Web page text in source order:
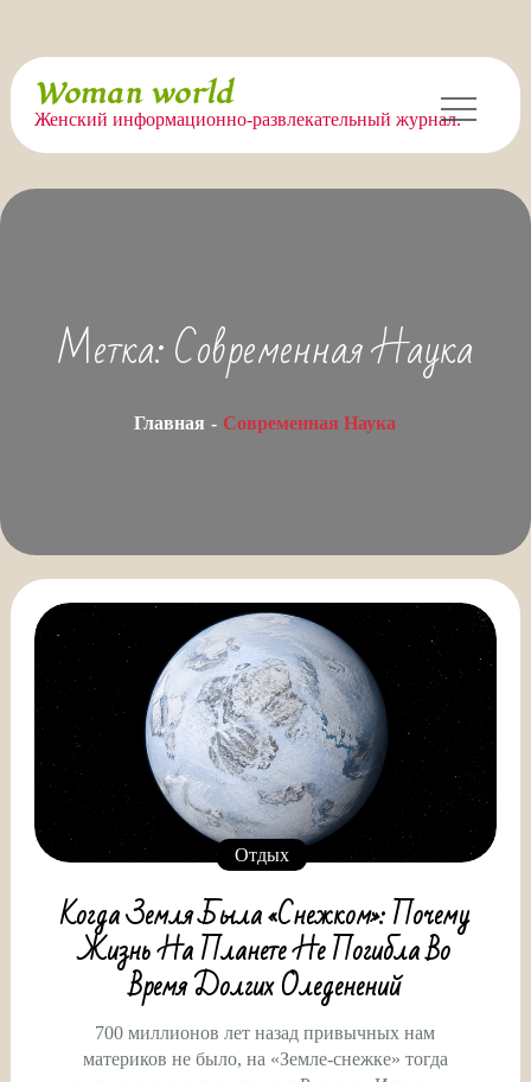
Перейти
содержимому
Woman world
Женский информационно-развлекательный журнал.
Метка:Современная Наука
Главная Современная Наука
Отдых
Когда Земля Была «снежком»: Почему
Жизнь На Планете Не Погибла Во
Время Долгих Оледенений
700 миллионов лет назад привычных нам
материков не было, на «Земле-снежке» тогда